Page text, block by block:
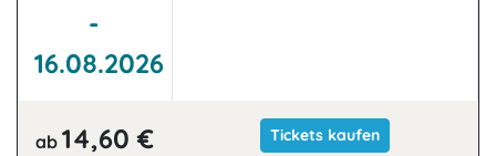
-
16.08.2026
ab 14,60 € Tickets kaufen